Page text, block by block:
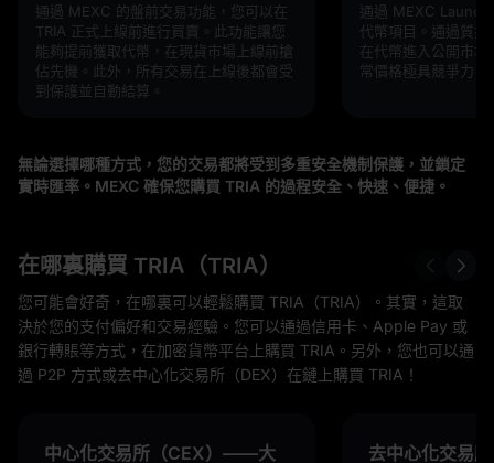
通過 MEXC 的盤前交易功能，您可以在
TRIA 正式上線前進行買賣。此功能讓您
能夠提前獲取代幣，在現貨市場上線前搶
佔先機。此外，所有交易在上線後都會受
到保護並自動結算。
通過 MEXC
代幣項目。通過質
在代幣進入公開市
常價格極具競爭力！
無論選擇哪種方式，您的交易都將受到多重安全機制保護，並鎖定
實時匯率。MEXC 確保您購買 TRIA 的過程安全、快速、便捷。
在哪裏購買 TRIA（TRIA）
您可能會好奇，在哪裏可以輕鬆購買 TRIA（TRIA）。其實，這取
決於您的支付偏好和交易經驗。您可以通過信用卡、Apple Pay 或
銀行轉賬等方式，在加密貨幣平台上購買 TRIA。另外，您也可以通
過 P2P 方式或去中心化交易所（DEX）在鏈上購買 TRIA！
中心化交易所（CEX）——大
去中心化交易